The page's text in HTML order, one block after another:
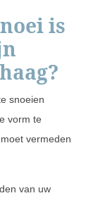
is
snoeien
vorm te
vermeden
van uw